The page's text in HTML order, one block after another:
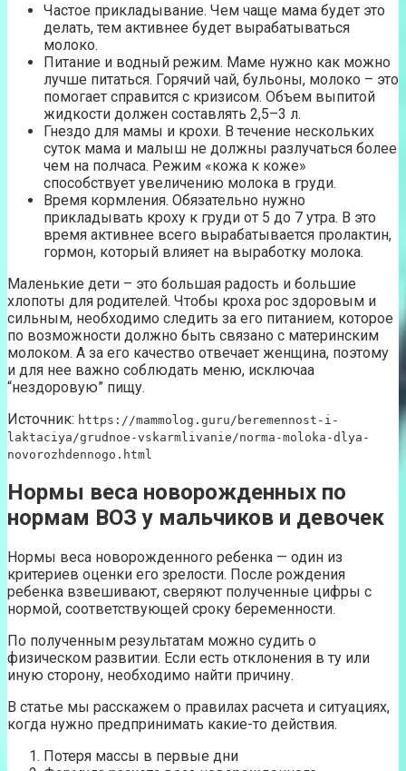
Частое прикладывание. Чем чаще мама будет это
делать, тем активнее будет вырабатываться
молоко.
Питание и водный режим. Маме нужно как можно
лучше питаться. Горячий чай, бульоны, молоко – это
помогает справится с кризисом. Объем выпитой
жидкости должен составлять 2,5–3 л.
Гнездо для мамы и крохи. В течение нескольких
суток мама и малыш не должны разлучаться более
чем на полчаса. Режим «кожа к коже»
способствует увеличению молока в груди.
Время кормления. Обязательно нужно
прикладывать кроху к груди от 5 до 7 утра. В это
время активнее всего вырабатывается пролактин,
гормон, который влияет на выработку молока.
Маленькие дети – это большая радость и большие
хлопоты для родителей. Чтобы кроха рос здоровым и
сильным, необходимо следить за его питанием, которое
по возможности должно быть связано с материнским
молоком. А за его качество отвечает женщина, поэтому
и для нее важно соблюдать меню, исключаа
“нездоровую” пищу.
Источник: https://mammolog.guru/beremennost-i-
laktaciya/grudnoe-vskarmlivanie/norma-moloka-dlya-
novorozhdennogo.html
Нормы веса новорожденных по
нормам ВОЗ у мальчиков и девочек
Нормы веса новорожденного ребенка — один из
критериев оценки его зрелости. После рождения
ребенка взвешивают, сверяют полученные цифры с
нормой, соответствующей сроку беременности.
По полученным результатам можно судить о
физическом развитии. Если есть отклонения в ту или
иную сторону, необходимо найти причину.
В статье мы расскажем о правилах расчета и ситуациях,
когда нужно предпринимать какие-то действия.
Потеря массы в первые дни